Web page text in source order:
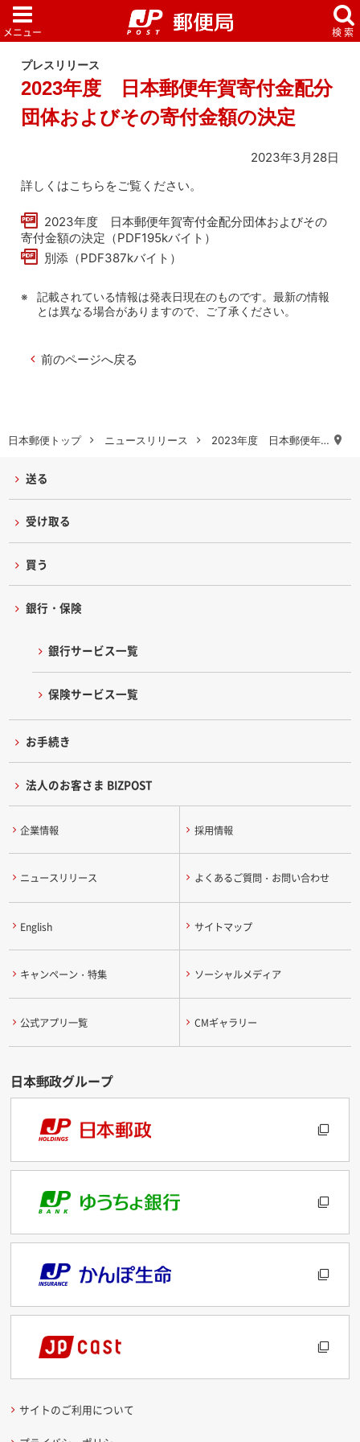
日本郵便トップ ニュースリリース 2023年度 日本郵便年…
プレスリリース
2023年度 日本郵便年賀寄付金配分
団体およびその寄付金額の決定
2023年3月28日
詳しくはこちらをご覧ください。
2023年度 日本郵便年賀寄付金配分団体およびその
寄付金額の決定（PDF195kバイト）
別添（PDF387kバイト）
記載されている情報は発表日現在のものです。最新の情報
とは異なる場合がありますので、ご了承ください。
前のページへ戻る
送る
受け取る
買う
銀行・保険
銀行サービス一覧
保険サービス一覧
お手続き
法人のお客さま BIZPOST
企業情報 採用情報
ニュースリリース よくあるご質問・お問い合わせ
English サイトマップ
キャンペーン・特集 ソーシャルメディア
公式アプリ一覧 CMギャラリー
サイトのご利用について